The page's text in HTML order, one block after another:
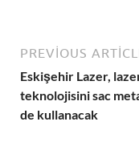
PREVIOUS
Eskişehir Lazer,
teknolojisini sac
de kullanacak